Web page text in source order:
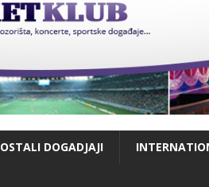
OSTALI DOGADJAJI